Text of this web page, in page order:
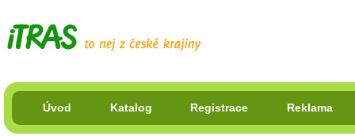
Úvod Katalog Registrace Reklama